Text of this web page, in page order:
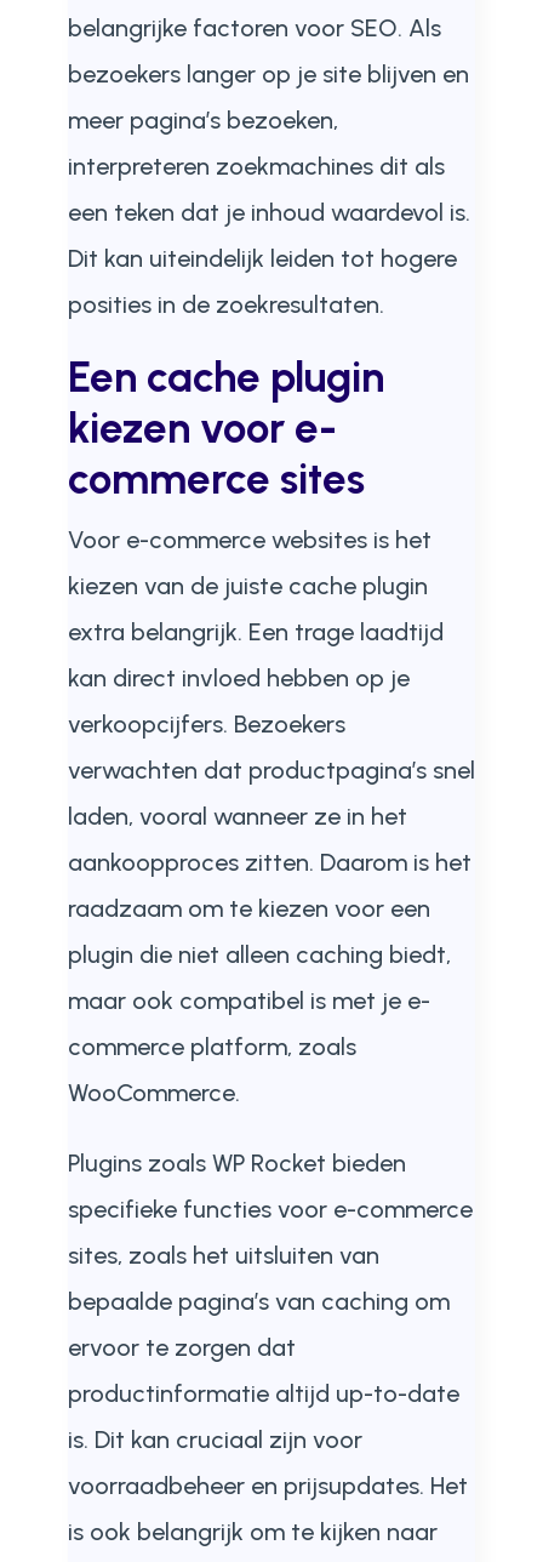
belangrijke factoren voor SEO. Als
bezoekers langer op je site blijven en
meer pagina’s bezoeken,
interpreteren zoekmachines dit als
een teken dat je inhoud waardevol is.
Dit kan uiteindelijk leiden tot hogere
posities in de zoekresultaten.
Een cache plugin
kiezen voor e-
commerce sites
Voor e-commerce websites is het
kiezen van de juiste cache plugin
extra belangrijk. Een trage laadtijd
kan direct invloed hebben op je
verkoopcijfers. Bezoekers
verwachten dat productpagina’s snel
laden, vooral wanneer ze in het
aankoopproces zitten. Daarom is het
raadzaam om te kiezen voor een
plugin die niet alleen caching biedt,
maar ook compatibel is met je e-
commerce platform, zoals
WooCommerce.
Plugins zoals WP Rocket bieden
specifieke functies voor e-commerce
sites, zoals het uitsluiten van
bepaalde pagina’s van caching om
ervoor te zorgen dat
productinformatie altijd up-to-date
is. Dit kan cruciaal zijn voor
voorraadbeheer en prijsupdates. Het
is ook belangrijk om te kijken naar